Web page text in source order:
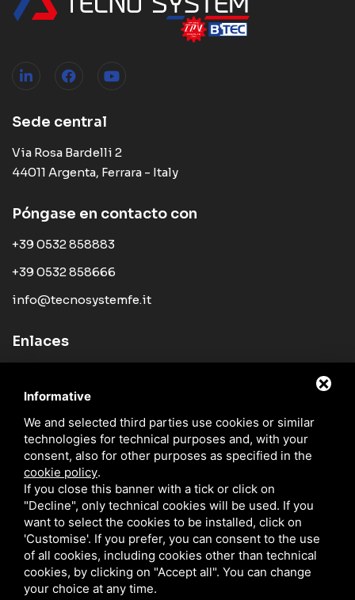
Sede central
Via Rosa Bardelli 2
44011 Argenta, Ferrara - Italy
Póngase en contacto con
+39 0532 858883
+39 0532 858666
info@tecnosystemfe.it
Enlaces
Productos
Novedades
Red de distribución
Catálogos
Blog
Contactos
TECNO SYSTEM S.R.L. / P.IVA IT01329510380 /
Informative
We and selected third parties use cookies or similar
technologies for technical purposes and, with your
consent, also for other purposes as specified in the
cookie policy.
If you close this banner with a tick or click on
"Decline", only technical cookies will be used. If you
want to select the cookies to be installed, click on
'Customise'. If you prefer, you can consent to the use
of all cookies, including cookies other than technical
cookies, by clicking on "Accept all". You can change
your choice at any time.